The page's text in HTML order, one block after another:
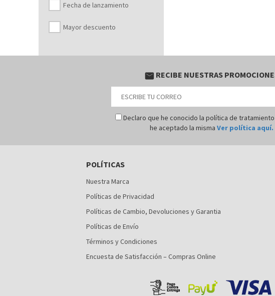
Fecha de lanzamiento
Mayor descuento
email RECIBE NUESTRAS
Declaro que he conocido la política de
he aceptado la misma Ver política aquí.
POLÍTICAS
Nuestra Marca
Políticas de Privacidad
Políticas de Cambio, Devoluciones y Garantia
Políticas de Envío
Términos y Condiciones
Encuesta de Satisfacción – Compras Online